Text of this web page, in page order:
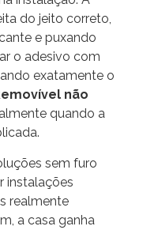
do jeito correto,
e puxando
o adesivo com
exatamente o
não
quando a
sem furo
instalações
realmente
a casa ganha